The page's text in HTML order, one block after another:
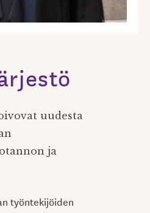
uudesta
ja
työntekijöiden